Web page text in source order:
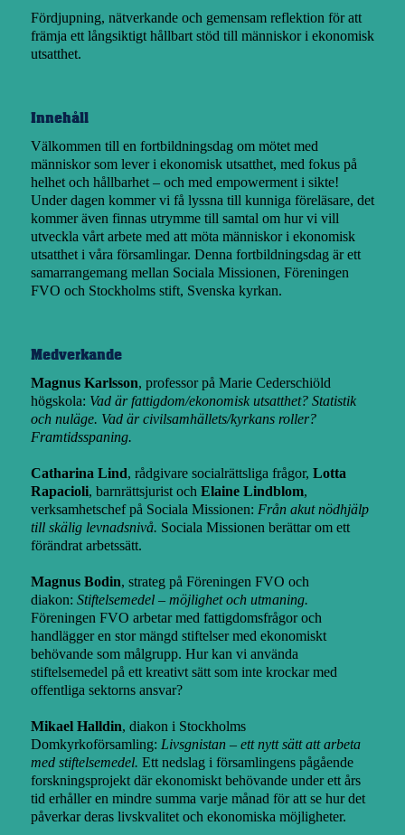
Fördjupning, nätverkande och gemensam reflektion för att
främja ett långsiktigt hållbart stöd till människor i ekonomisk
utsatthet.
Innehåll
Välkommen till en fortbildningsdag om mötet med
människor som lever i ekonomisk utsatthet, med fokus på
helhet och hållbarhet – och med empowerment i sikte!
Under dagen kommer vi få lyssna till kunniga föreläsare, det
kommer även finnas utrymme till samtal om hur vi vill
utveckla vårt arbete med att möta människor i ekonomisk
utsatthet i våra församlingar. Denna fortbildningsdag är ett
samarrangemang mellan Sociala Missionen, Föreningen
FVO och Stockholms stift, Svenska kyrkan.
Medverkande
Magnus Karlsson, professor på Marie Cederschiöld
högskola: Vad är fattigdom/ekonomisk utsatthet? Statistik
och nuläge. Vad är civilsamhällets/kyrkans roller?
Framtidsspaning.
Catharina Lind, rådgivare socialrättsliga frågor, Lotta
Rapacioli, barnrättsjurist och Elaine Lindblom,
verksamhetschef på Sociala Missionen: Från akut nödhjälp
till skälig levnadsnivå. Sociala Missionen berättar om ett
förändrat arbetssätt.
Magnus Bodin, strateg på Föreningen FVO och
diakon: Stiftelsemedel – möjlighet och utmaning.
Föreningen FVO arbetar med fattigdomsfrågor och
handlägger en stor mängd stiftelser med ekonomiskt
behövande som målgrupp. Hur kan vi använda
stiftelsemedel på ett kreativt sätt som inte krockar med
offentliga sektorns ansvar?
Mikael Halldin, diakon i Stockholms
Domkyrkoförsamling: Livsgnistan – ett nytt sätt att arbeta
med stiftelsemedel. Ett nedslag i församlingens pågående
forskningsprojekt där ekonomiskt behövande under ett års
tid erhåller en mindre summa varje månad för att se hur det
påverkar deras livskvalitet och ekonomiska möjligheter.